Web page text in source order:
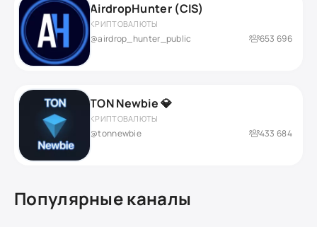
AirdropHunter (CIS)
КРИПТОВАЛЮТЫ
@airdrop_hunter_public 653 696
TON Newbie 💎
КРИПТОВАЛЮТЫ
@tonnewbie 433 684
Популярные каналы